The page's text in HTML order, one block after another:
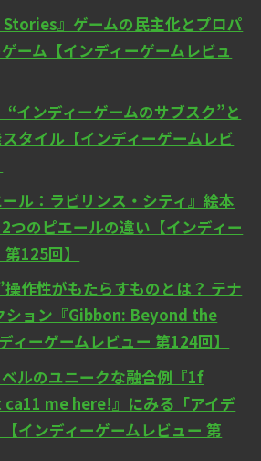
Stories』ゲームの民主化とプロパ
ーム【インディーゲームレビュ
“インディーゲームのサブスク”と
タイル【インディーゲームレビ
ール：ラビリンス・シティ』絵本
つのピエールの違い【インディー
125回】
作性がもたらすものとは？ テナ
ション『Gibbon: Beyond the
ィーゲームレビュー 第124回】
ルのユニークな融合例『1f
me here!』にみる「アイデ
インディーゲームレビュー 第